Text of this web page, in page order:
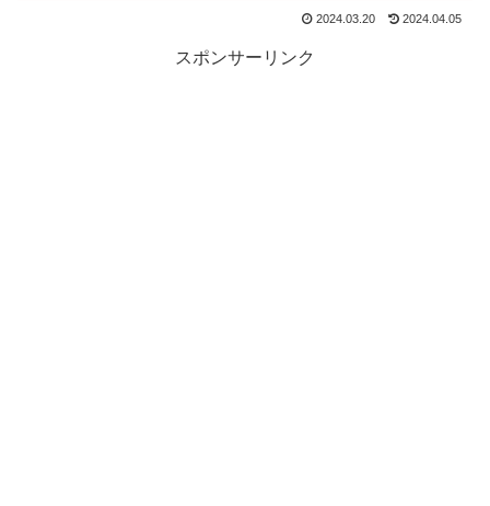
2024.03.20 2024.04.05
スポンサーリンク